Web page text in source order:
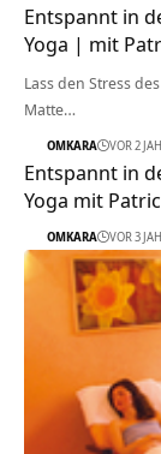
Entspannt in
Yoga | mit
Lass den Stress
Matte…
OMKARA VOR 2
Entspannt in
Yoga mit
OMKARA VOR 3